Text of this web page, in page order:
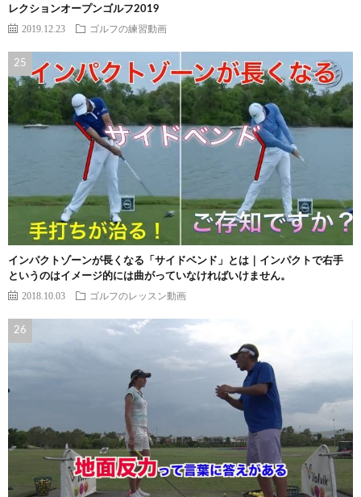
レクションオープンゴルフ2019
2019.12.23 ゴルフの練習動画
インパクトゾーンが長くなる「サイドベンド」とは｜インパクトで右手
というのはイメージ的には曲がっていなければいけません。
2018.10.03 ゴルフのレッスン動画